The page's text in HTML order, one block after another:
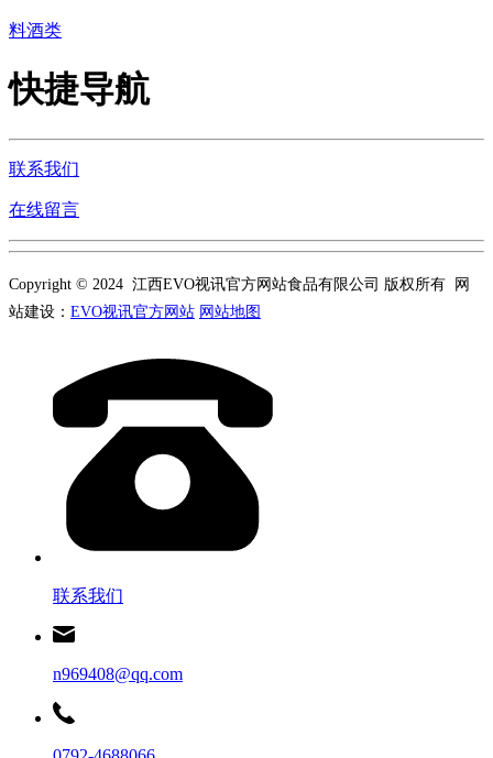
料酒类
快捷导航
联系我们
在线留言
Copyright © 2024 江西EVO视讯官方网站食品有限公司 版权所有 网
站建设： EVO视讯官方网站 网站地图
联系我们
n969408@qq.com